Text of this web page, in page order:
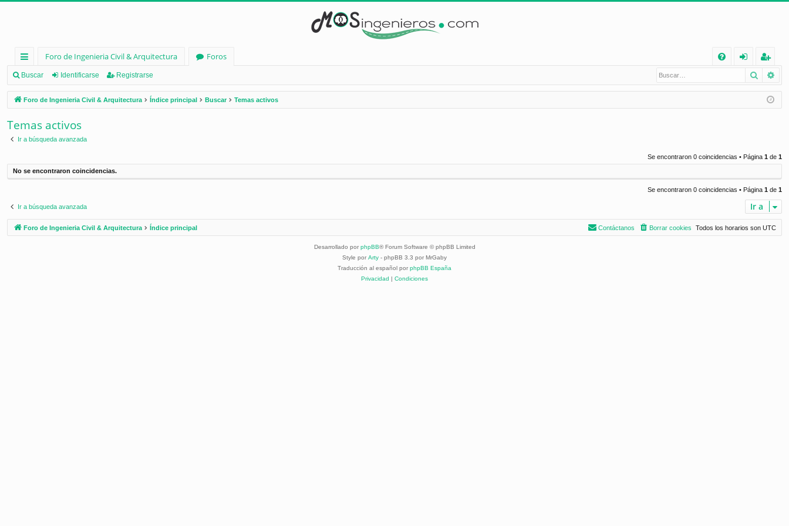
nl
ac
es
rá
d
Foro de Ingenieria Civil & Arquitectura
Foros
Q
nt
ifi
e
eg
ist
ra
Buscar Identificarse Registrarse Buscar
Foro de Ingenieria Civil & Arquitectura Índice principal Buscar Temas activos
Temas activos
Ir a búsqueda avanzada
Se encontraron 0 coincidencias • Página 1 de 1
No se encontraron coincidencias.
Se encontraron 0 coincidencias • Página 1 de 1
Ir a búsqueda avanzada Ir a
Foro de Ingenieria Civil & Arquitectura Índice principal Todos los horarios son UTC
Borrar cookies
Contáctanos
Desarrollado por phpBB® Forum Software © phpBB Limited
Style por Arty - phpBB 3.3 por MrGaby
Traducción al español por phpBB España
Privacidad
Condiciones